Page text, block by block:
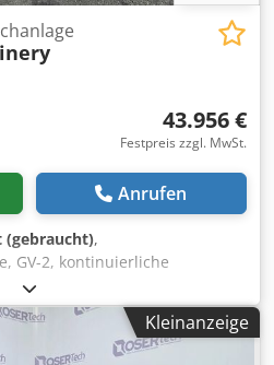
43.956 €
Festpreis zzgl. MwSt.
Anrufen
(gebraucht),
GV-2, kontinuierliche
Anlage zur schnellen
Hersteller:
– Lizenz Typ: GV-2
1.300 kg
Kleinanzeige